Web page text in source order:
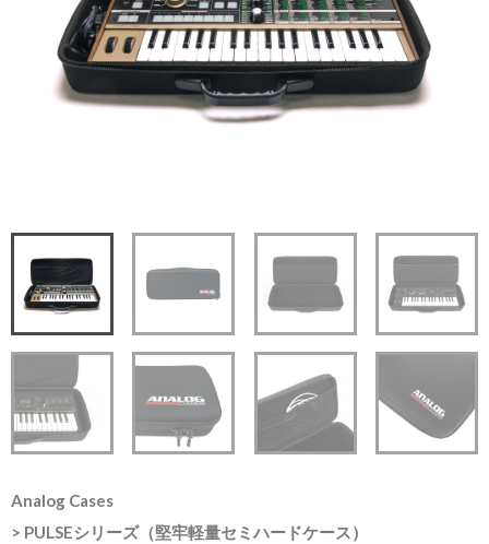
Analog Cases
> PULSEシリーズ（堅牢軽量セミハードケース）